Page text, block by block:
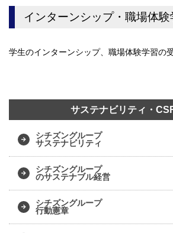
インターンシップ・職場体験
学生のインターンシップ、職場体験学習の
サステナビリティ・
シチズングループ
サステナビリティ
シチズングループ
のサステナブル経営
シチズングループ
行動憲章